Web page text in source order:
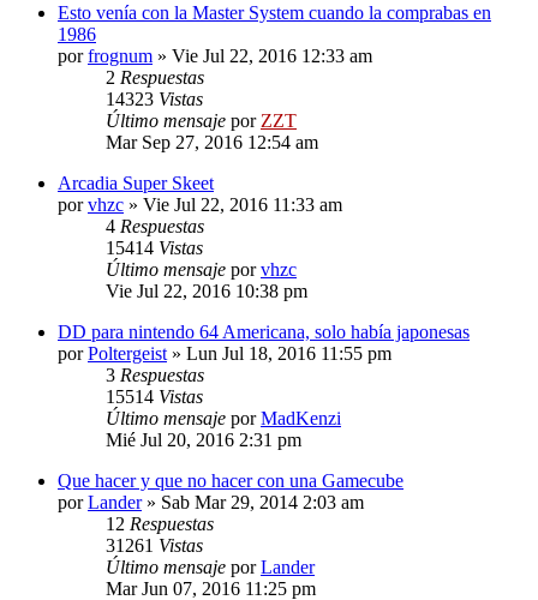
Esto venía con la Master System cuando la comprabas en
1986
porfrognum » Vie Jul 22, 2016 12:33 am
2 Respuestas
14323 Vistas
Último mensaje por ZZT
Mar Sep 27, 2016 12:54 am
Arcadia Super Skeet
porvhzc » Vie Jul 22, 2016 11:33 am
4 Respuestas
15414 Vistas
Último mensaje porvhzc
Vie Jul 22, 2016 10:38 pm
DD para nintendo 64 Americana, solo había japonesas
porPoltergeist » Lun Jul 18, 2016 11:55 pm
3 Respuestas
15514 Vistas
Último mensaje porMadKenzi
Mié Jul 20, 2016 2:31 pm
Que hacer y que no hacer con una Gamecube
porLander» Sab Mar 29, 2014 2:03 am
12 Respuestas
31261 Vistas
Último mensaje porLander
Mar Jun 07, 2016 11:25 pm